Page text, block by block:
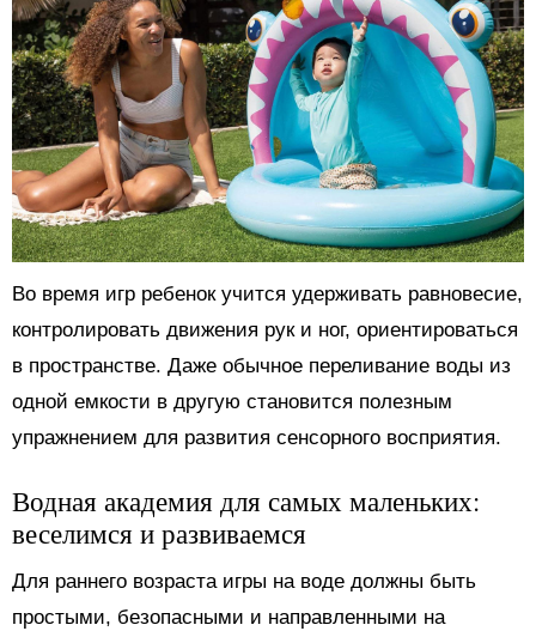
Во время игр ребенок учится удерживать равновесие,
контролировать движения рук и ног, ориентироваться
в пространстве. Даже обычное переливание воды из
одной емкости в другую становится полезным
упражнением для развития сенсорного восприятия.
Водная академия для самых маленьких:
веселимся и развиваемся
Для раннего возраста игры на воде должны быть
простыми, безопасными и направленными на